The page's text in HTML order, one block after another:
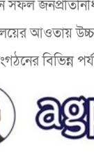
আওতায়
বিভিন্ন